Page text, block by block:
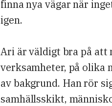
finna nya vägar när
igen.
Ari är väldigt bra på att
verksamheter, på olika
av bakgrund. Han rör
samhällsskikt,